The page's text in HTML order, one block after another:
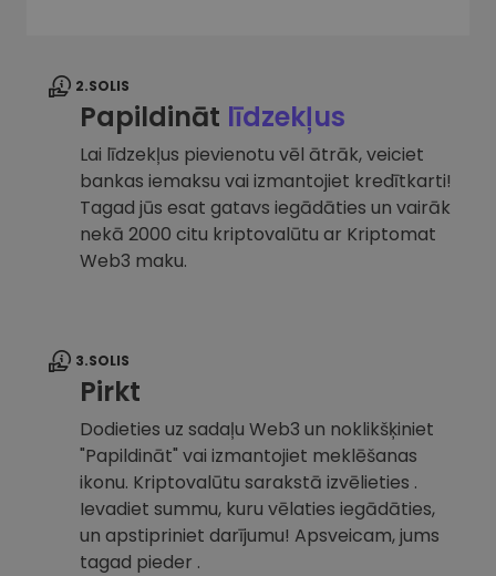
2.SOLIS
Papildināt līdzekļus
Lai līdzekļus pievienotu vēl ātrāk, veiciet
bankas iemaksu vai izmantojiet kredītkarti!
Tagad jūs esat gatavs iegādāties un vairāk
nekā 2000 citu kriptovalūtu ar Kriptomat
Web3 maku.
3.SOLIS
Pirkt
Dodieties uz sadaļu Web3 un noklikšķiniet
"Papildināt" vai izmantojiet meklēšanas
ikonu. Kriptovalūtu sarakstā izvēlieties .
Ievadiet summu, kuru vēlaties iegādāties,
un apstipriniet darījumu! Apsveicam, jums
tagad pieder .